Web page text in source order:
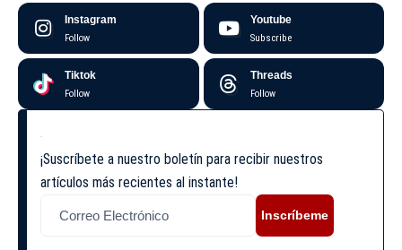
Instagram
Follow
Youtube
Subscribe
Tiktok
Follow
Threads
Follow
¡Suscríbete a nuestro boletín para recibir nuestros
artículos más recientes al instante!
Inscríbeme